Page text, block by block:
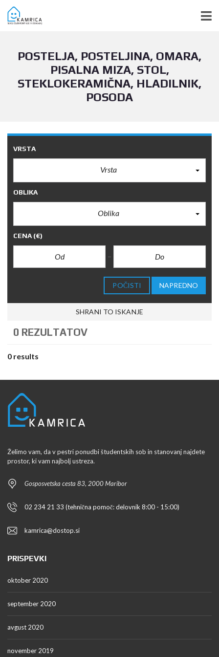
POSTELJA, POSTELJINA, OMARA,
PISALNA MIZA, STOL,
STEKLOKERAMIČNA, HLADILNIK,
POSODA
VRSTA
Vrsta
OBLIKA
Oblika
CENA (€)
POČISTI NAPREDNO
SHRANI TO ISKANJE
0 REZULTATOV
0 results
Želimo vam, da v pestri ponudbi študentskih sob in stanovanj najdete
prostor, ki vam najbolj ustreza.
Gosposvetska cesta 83, 2000 Maribor
02 234 21 33 (tehnična pomoč: delovnik 8:00 - 15:00)
kamrica@dostop.si
PRISPEVKI
oktober 2020
september 2020
avgust 2020
november 2019